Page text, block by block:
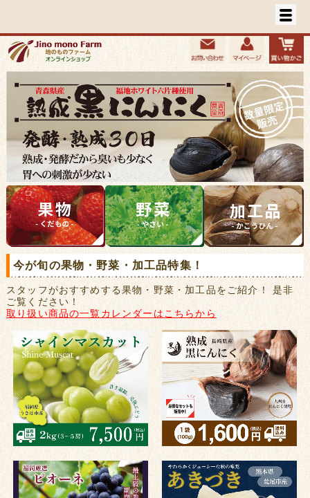
今が旬の果物・野菜・加工品特集！
スタッフがおすすめする果物・野菜・加工品をご紹介！ 是非
ご覧ください！
取り扱い商品の一覧カレンダーはこちらから